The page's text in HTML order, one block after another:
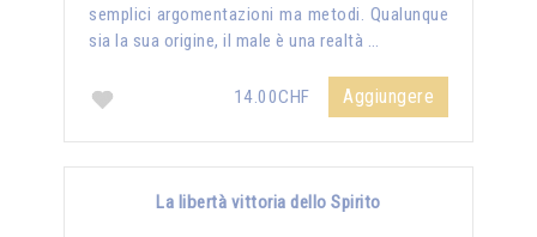
semplici argomentazioni ma metodi. Qualunque
sia la sua origine, il male è una realtà …
14.00CHF Aggiungere
La libertà vittoria dello Spirito